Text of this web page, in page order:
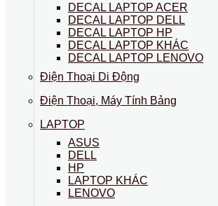
DECAL LAPTOP ACER
DECAL LAPTOP DELL
DECAL LAPTOP HP
DECAL LAPTOP KHÁC
DECAL LAPTOP LENOVO
Điện Thoại Di Động
Điện Thoại, Máy Tính Bảng
LAPTOP
ASUS
DELL
HP
LAPTOP KHÁC
LENOVO